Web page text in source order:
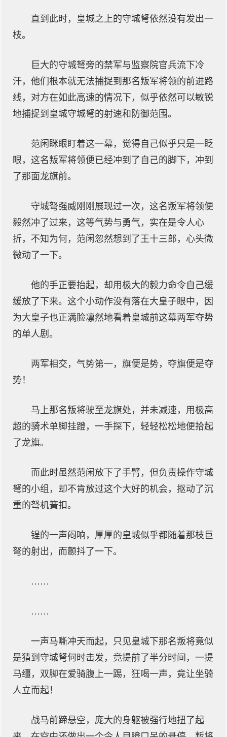
直到此时，皇城之上的守城弩依然没有发出一
枝。
巨大的守城弩旁的禁军与监察院官兵流下冷
汗，他们根本就无法捕捉到那名叛军将领的前进路
线，对方在如此高速的情况下，似乎依然可以敏锐
地捕捉到皇城守城弩的射速和防御范围。
范闲眯眼盯着这一幕，觉得自己似乎只是一眨
眼，这名叛军将领便已经冲到了自己的脚下，冲到
了那面龙旗前。
守城弩强威刚刚展现过一次，这名叛军将领便
毅然冲了过来，这等气势与勇气，实在是令人心
折，不知为何，范闲忽然想到了王十三郎，心头微
微动了一下。
他的手正要抬起，却用极大的毅力命令自己缓
缓放了下来。这个小动作没有落在大皇子眼中，因
为大皇子也正满脸凛然地看着皇城前这幕两军夺势
的单人剧。
两军相交，气势第一，旗便是势，夺旗便是夺
势！
马上那名叛将驶至龙旗处，并未减速，用极高
超的骑术单脚挂蹬，一手探下，轻轻松松地便拾起
了龙旗。
而此时虽然范闲放下了手臂，但负责操作守城
弩的小组，却不肯放过这个大好的机会，抠动了沉
重的弩机簧扣。
锃的一声闷响，厚厚的皇城似乎都随着那枝巨
弩的射出，而颤抖了一下。
……
……
一声马嘶冲天而起，只见皇城下那名叛将竟似
是猜到守城弩何时击发，竟提前了半分时间，一提
马缰，双脚在爱骑腹上一踢，狂喝一声，竟让坐骑
人立而起！
战马前蹄悬空，庞大的身躯被强行地扭了起